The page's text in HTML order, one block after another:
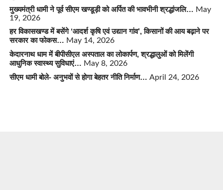
मुख्यमंत्री धामी ने पूर्व सीएम खण्डूड़ी को अर्पित की भावभीनी श्रद्धांजलि… May
19, 2026
हर विकासखण्ड में बसेंगे ‘आदर्श कृषि एवं उद्यान गांव’, किसानों की आय बढ़ाने पर
सरकार का फोकस… May 14, 2026
केदारनाथ धाम में बीपीसीएल अस्पताल का लोकार्पण, श्रद्धालुओं को मिलेंगी
आधुनिक स्वास्थ्य सुविधाएं… May 8, 2026
सीएम धामी बोले- अनुभवों से होगा बेहतर नीति निर्माण… April 24, 2026